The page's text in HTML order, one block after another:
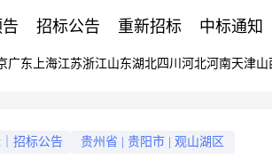
招标公告 重新招标 中标通知
广东 上海江苏浙江山东湖北四川 河北河南天津山
招标公告 贵州省 贵阳市 观山湖区